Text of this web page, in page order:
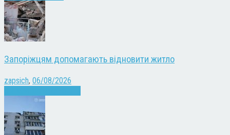
Запоріжцям допомагають відновити житло
zapsich, 06/08/2026